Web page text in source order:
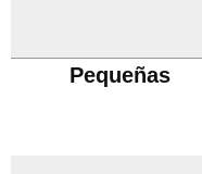
Pequeñas